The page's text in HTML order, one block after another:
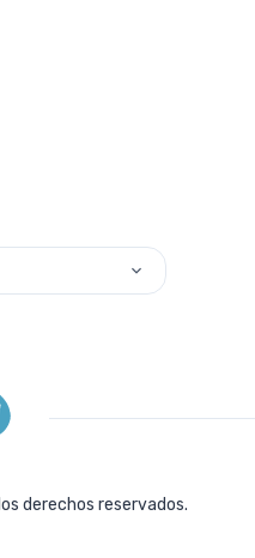
derechos reservados.